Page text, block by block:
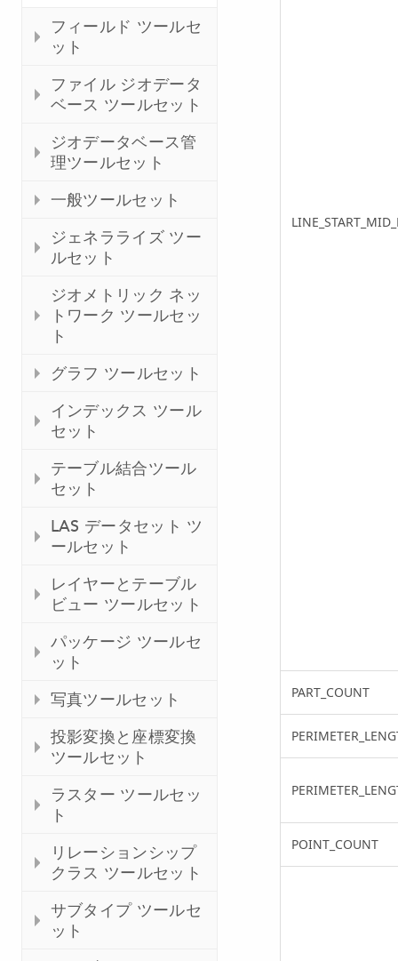
フィールド ツールセ
ット
ファイル ジオデータ
ベース ツールセット
ジオデータベース管
理ツールセット
一般ツールセット
ジェネラライズ ツー
ルセット
ジオメトリック ネッ
トワーク ツールセッ
ト
グラフ ツールセット
インデックス ツール
セット
テーブル結合ツール
セット
LAS データセット ツ
ールセット
レイヤーとテーブル
ビュー ツールセット
パッケージ ツールセ
ット
写真ツールセット
投影変換と座標変換
ツールセット
ラスター ツールセッ
ト
リレーションシップ
クラス ツールセット
サブタイプ ツールセ
ット
PART_COUNT
POINT_COUNT